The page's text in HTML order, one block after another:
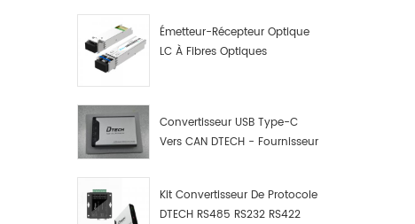
Émetteur-Récepteur Optique
LC À Fibres Optiques
Convertisseur USB Type-C
Vers CAN DTECH - Fournisseur
Kit Convertisseur De Protocole
DTECH RS485 RS232 RS422